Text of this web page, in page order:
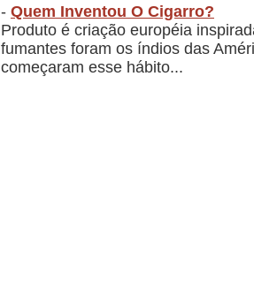
- Quem Inventou O Cigarro?
Produto é criação européia
fumantes foram os índios das
começaram esse hábito...